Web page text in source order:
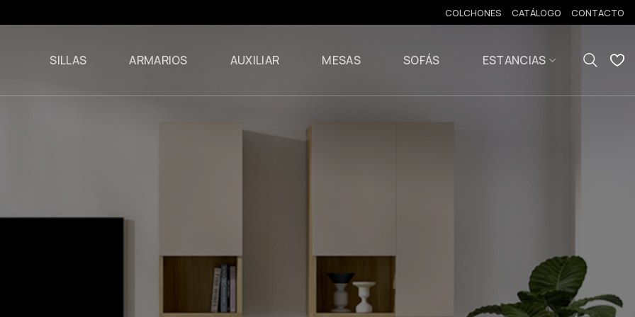
COLCHONES CATÁLOGO CONTACTO
SILLAS ARMARIOS AUXILIAR MESAS SOFÁS ESTANCIAS